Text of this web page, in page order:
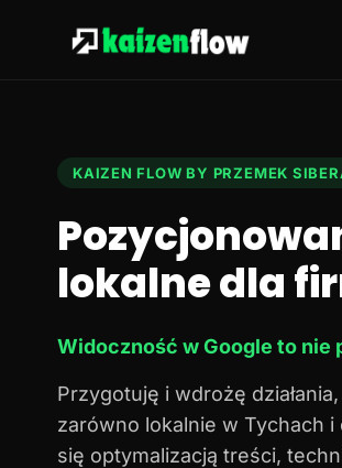
KAIZEN FLOW BY PRZEMEK
lokalne dla
Widoczność w Google to nie
Przygotuję i wdrożę
zarówno lokalnie w Tychach i
się optymalizacją treści,